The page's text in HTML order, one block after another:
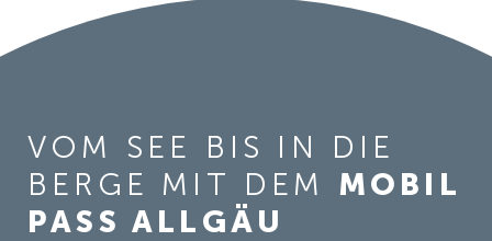
VOM SEE BIS IN DIE
BERGE MIT DEM MOBIL
PASS ALLGÄU